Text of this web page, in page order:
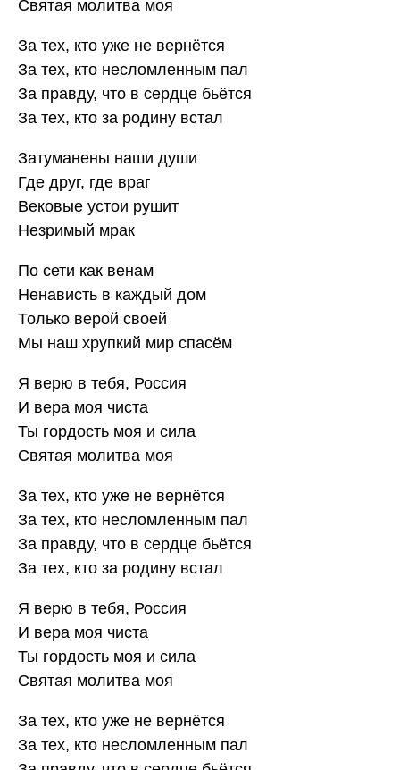
Святая молитва моя
За тех, кто уже не вернётся
За тех, кто несломленным пал
За правду, что в сердце бьётся
За тех, кто за родину встал
Затуманены наши души
Где друг, где враг
Вековые устои рушит
Незримый мрак
По сети как венам
Ненависть в каждый дом
Только верой своей
Мы наш хрупкий мир спасём
Я верю в тебя, Россия
И вера моя чиста
Ты гордость моя и сила
Святая молитва моя
За тех, кто уже не вернётся
За тех, кто несломленным пал
За правду, что в сердце бьётся
За тех, кто за родину встал
Я верю в тебя, Россия
И вера моя чиста
Ты гордость моя и сила
Святая молитва моя
За тех, кто уже не вернётся
За тех, кто несломленным пал